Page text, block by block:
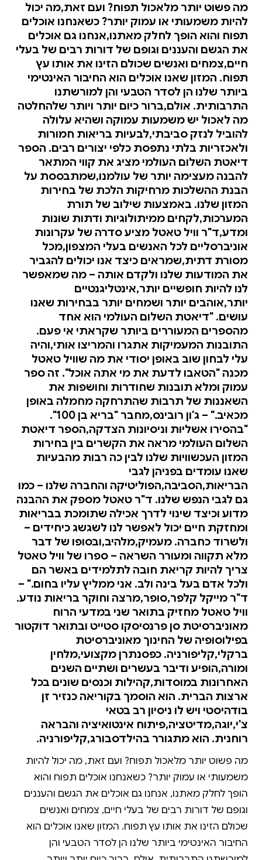
מה פשוט יותר מלאכול תפוח? ועם זאת,מה יכול
להיות משמעותי או עמוק יותר? כשאנחנו אוכלים
תפוח והוא הופך לחלק מאתנו,אנחנו גם אוכלים
את הגשם והעננים וגופם של דורות רבים של בעלי
חיים,צמחים ואנשים שכולם הזינו את אותו עץ
תפוח. המזון שאנו אוכלים הוא החיבור האינטימי
ביותר שלנו הן לסדר הטבעי והן למורשתנו
התרבותית. אולם,ברור כיום יותר ויותר שלהחלטה
מה לאכול יש משמעות עמוקה ושהיא עלולה
להוביל לנזק סביבתי,לבעיות בריאות חמורות
ולאכזריות בלתי נתפסת כלפי יצורים רבים. הספר
דיאטת השלום העולמי מציג את קווי המתאר
להבנה מעצימה יותר של עולמנו,שמתבססת על
הבנת ההשלכות מרחיקות הלכת של בחירות
המזון שלנו. באמצעות שילוב של תורת
המערכות,לקחים ממיתולוגיות ודתות שונות
ומדע,ד"ר וויל טאטל מציע סדרה של עקרונות
אוניברסליים לכל האנשים בעלי המצפון,מכל
מסורת דתית,שמראים כיצד אנו יכולים להגביר
את המודעות שלנו ולקדם אותה – מה שמאפשר
לנו להיות חופשיים יותר,אינטליגנטיים
יותר,אוהבים יותר ושמחים יותר בבחירות שאנו
עושים. "דיאטת השלום העולמי הוא אחד
מהספרים המעוררים ביותר שקראתי אי פעם.
התובנות המעמיקות אתגרו והמריצו אותי,והיה
עלי לבחון שוב באופן יסודי את מה שוויל טאטל
מכנה "הטאבו לדעת את מי אתה אוכל". זה ספר
עמוק ומלא תובנות שחודרות וחושפות את
השאננות של תרבות שהתרחקה מחמלה באופן
מכאיב." – ג'ון רובינס,מחבר "בריא בן 100".
"בהסירו אשליות וניסיונות הצדקה,הספר דיאטת
השלום העולמי מראה את הקשרים בין בחירות
המזון העכשוויות שלנו לבין כה רבות מהבעיות
שאנו עומדים בפניהן לגבי
הבריאות,הסביבה,הפוליטיקה והחברה שלנו – כמו
גם לגבי הנפש שלנו. ד"ר טאטל מספק את ההבנה
מדוע וכיצד שינוי לדרך אכילה שתומכת בבריאות
ומחזקת חיים יכול לאפשר לנו לשגשג כיחידים –
ולשרוד כחברה. מעמיק,מלהיב,ובסופו של דבר
מלא תקווה ומעורר השראה – ספרו של וויל טאטל
צריך להיות קריאת חובה לתלמידים באשר הם
ולכל אדם בעל בינה ולב. אני ממליץ עליו בחום." –
ד"ר מייקל קלפר,סופר,מרצה וחוקר בריאות נודע.
וויל טאטל מחזיק בתואר שני במדעי הרוח
מאוניברסיטת סן פרנסיסקו סטייט ובתואר דוקטור
בפילוסופיה של החינוך מאוניברסיטת
ברקלי,קליפורניה. כפסנתרן מקצועי,מלחין
ומורה,הופיע ודיבר בעשרים ושתיים השנים
האחרונות במוסדות,קהילות וכנסים שונים בכל
ארצות הברית. הוא הוסמך בקוריאה כנזיר זן
בודהיסטי ויש לו ניסיון רב בטאי
צ'י,יוגה,מדיטציה,פיתוח אינטואיציה והבראה
רוחנית. הוא מתגורר בהילדסבורג,קליפורניה.
מה פשוט יותר מלאכול תפוח? ועם זאת, מה יכול להיות
משמעותי או עמוק יותר? כשאנחנו אוכלים תפוח והוא
הופך לחלק מאתנו, אנחנו גם אוכלים את הגשם והעננים
וגופם של דורות רבים של בעלי חיים, צמחים ואנשים
שכולם הזינו את אותו עץ תפוח. המזון שאנו אוכלים הוא
החיבור האינטימי ביותר שלנו הן לסדר הטבעי והן